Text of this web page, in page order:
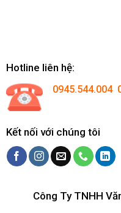
Hotline liên hệ:
0945.544.004
Kết nối với chúng tôi
Công Ty TNHH